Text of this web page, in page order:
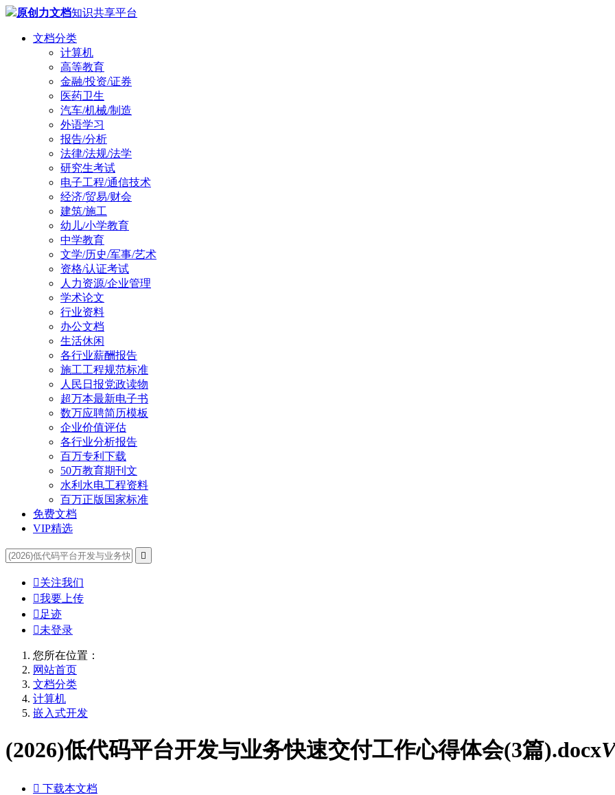
原创力文档知识共享平台
文档分类
计算机
高等教育
金融/投资/证券
医药卫生
汽车/机械/制造
外语学习
报告/分析
法律/法规/法学
研究生考试
电子工程/通信技术
经济/贸易/财会
建筑/施工
幼儿/小学教育
中学教育
文学/历史/军事/艺术
资格/认证考试
人力资源/企业管理
学术论文
行业资料
办公文档
生活休闲
各行业薪酬报告
施工工程规范标准
人民日报党政读物
超万本最新电子书
数万应聘简历模板
企业价值评估
各行业分析报告
百万专利下载
50万教育期刊文
水利水电工程资料
百万正版国家标准
免费文档
VIP精选

关注我们
我要上传
 足迹
未登录
您所在位置：
网站首页
文档分类
计算机
嵌入式开发
(2026)低代码平台开发与业务快速交付工作心得体会(3篇).docx
 下载本文档